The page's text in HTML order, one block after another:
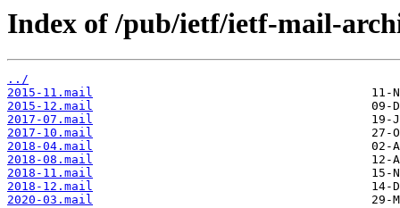
Index of /pub/ietf/ietf-mail-
../
2015-11.mail
2015-12.mail
2017-07.mail
2017-10.mail
2018-04.mail
2018-08.mail
2018-11.mail
2018-12.mail
2020-03.mail